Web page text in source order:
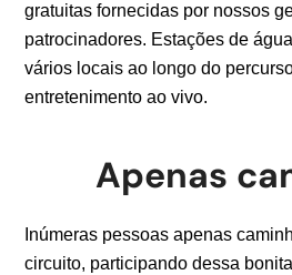
gratuitas fornecidas por nossos
patrocinadores. Estações de
vários locais ao longo do
entretenimento ao vivo.
Apenas
Inúmeras pessoas apenas
circuito, participando dessa